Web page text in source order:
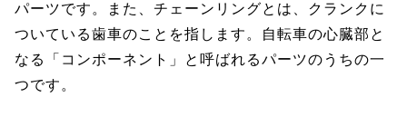
パーツです。また、チェーンリングとは、クランクに
ついている歯車のことを指します。自転車の心臓部と
なる「コンポーネント」と呼ばれるパーツのうちの一
つです。